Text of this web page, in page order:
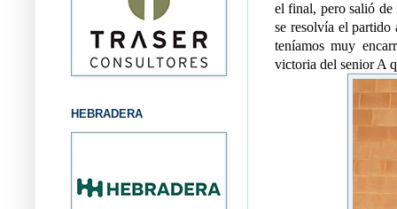
el final, pero salió de
se resolvía el
teníamos muy
victoria del senior A
HEBRADERA